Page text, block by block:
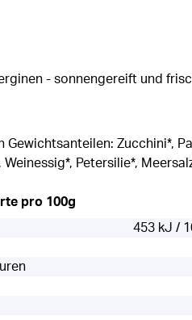
- sonnengereift und
Gewichtsanteilen: Zucchini*,
Petersilie*,
pro 100g
453 kJ /